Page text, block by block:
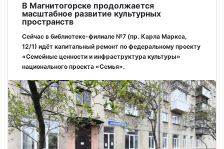
В Магнитогорске продолжается
масштабное развитие культурных
пространств
Сейчас в библиотеке-филиале №7 (пр. Карла Маркса,
12/1) идёт капитальный ремонт по федеральному проекту
«Семейные ценности и инфраструктура культуры»
национального проекта «Семья».